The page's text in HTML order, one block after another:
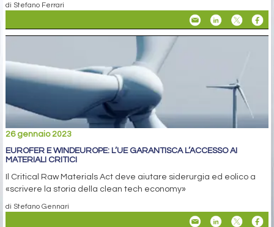
di Stefano Ferrari
26 gennaio 2023
EUROFER E WINDEUROPE: L’UE GARANTISCA L’ACCESSO AI
MATERIALI CRITICI
Il Critical Raw Materials Act deve aiutare siderurgia ed eolico a
«scrivere la storia della clean tech economy»
di Stefano Gennari